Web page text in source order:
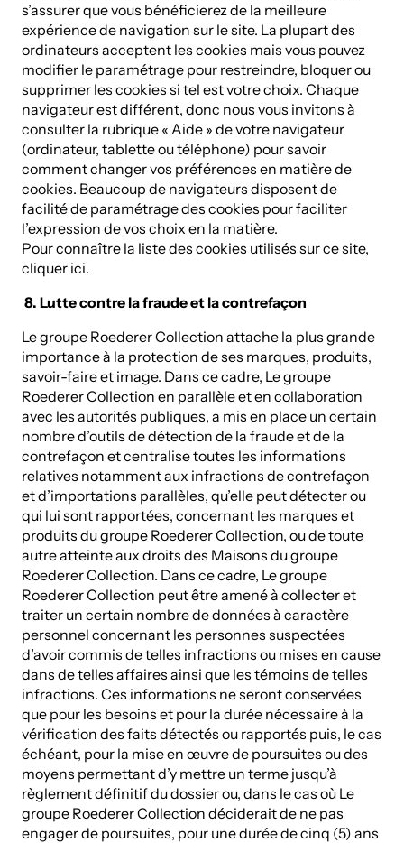
s’assurer que vous bénéficierez de la meilleure
expérience de navigation sur le site. La plupart des
ordinateurs acceptent les cookies mais vous pouvez
modifier le paramétrage pour restreindre, bloquer ou
supprimer les cookies si tel est votre choix. Chaque
navigateur est différent, donc nous vous invitons à
consulter la rubrique « Aide » de votre navigateur
(ordinateur, tablette ou téléphone) pour savoir
comment changer vos préférences en matière de
cookies. Beaucoup de navigateurs disposent de
facilité de paramétrage des cookies pour faciliter
l’expression de vos choix en la matière.
Pour connaître la liste des cookies utilisés sur ce site,
cliquer ici.
8. Lutte contre la fraude et la contrefaçon
Le groupe Roederer Collection attache la plus grande
importance à la protection de ses marques, produits,
savoir-faire et image. Dans ce cadre, Le groupe
Roederer Collection en parallèle et en collaboration
avec les autorités publiques, a mis en place un certain
nombre d’outils de détection de la fraude et de la
contrefaçon et centralise toutes les informations
relatives notamment aux infractions de contrefaçon
et d’importations parallèles, qu’elle peut détecter ou
qui lui sont rapportées, concernant les marques et
produits du groupe Roederer Collection, ou de toute
autre atteinte aux droits des Maisons du groupe
Roederer Collection. Dans ce cadre, Le groupe
Roederer Collection peut être amené à collecter et
traiter un certain nombre de données à caractère
personnel concernant les personnes suspectées
d’avoir commis de telles infractions ou mises en cause
dans de telles affaires ainsi que les témoins de telles
infractions. Ces informations ne seront conservées
que pour les besoins et pour la durée nécessaire à la
vérification des faits détectés ou rapportés puis, le cas
échéant, pour la mise en œuvre de poursuites ou des
moyens permettant d’y mettre un terme jusqu’à
règlement définitif du dossier ou, dans le cas où Le
groupe Roederer Collection déciderait de ne pas
engager de poursuites, pour une durée de cinq (5) ans